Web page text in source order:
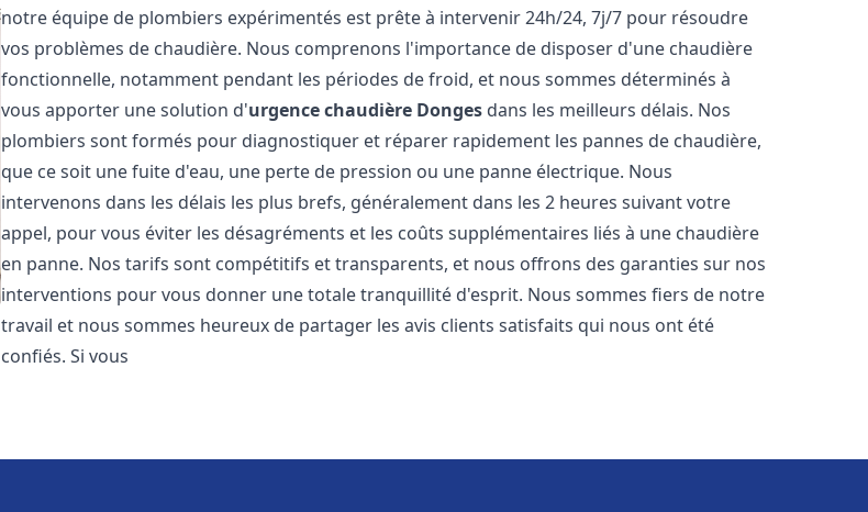
notre équipe de plombiers expérimentés est prête à intervenir 24h/24, 7j/7 pour résoudre
vos problèmes de chaudière. Nous comprenons l'importance de disposer d'une chaudière
fonctionnelle, notamment pendant les périodes de froid, et nous sommes déterminés à
vous apporter une solution d'urgence chaudière Donges dans les meilleurs délais. Nos
plombiers sont formés pour diagnostiquer et réparer rapidement les pannes de chaudière,
que ce soit une fuite d'eau, une perte de pression ou une panne électrique. Nous
intervenons dans les délais les plus brefs, généralement dans les 2 heures suivant votre
appel, pour vous éviter les désagréments et les coûts supplémentaires liés à une chaudière
en panne. Nos tarifs sont compétitifs et transparents, et nous offrons des garanties sur nos
interventions pour vous donner une totale tranquillité d'esprit. Nous sommes fiers de notre
travail et nous sommes heureux de partager les avis clients satisfaits qui nous ont été
confiés. Si vous